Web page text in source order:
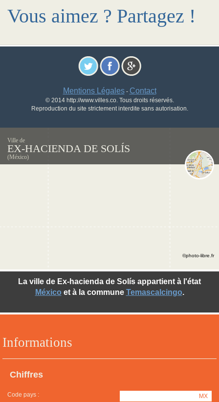
Vous aimez ? Partagez !
Mentions Légales- Contact
© 2014 http://www.villes.co. Tous droits réservés.
Reproduction du site strictement interdite sans autorisation.
Ville de
EX-HACIENDA DE SOLÍS
(México)
Informations
Chiffres
Code pays : MX
La ville de Ex-hacienda de Solís appartient à l'état
México et à la commune Temascalcingo.
©photo-libre.fr